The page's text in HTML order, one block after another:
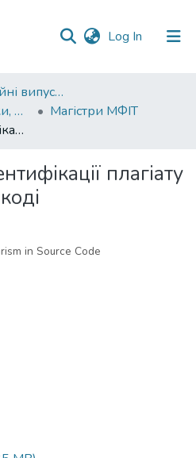
Log In (current)
01. Кваліфікаційні випускні роботи здобувачів вищої освіти
Факультет математики, фізики та інформаційних технологій
Магістри МФІТ
Система для ідентифікації плагіату в програмному коді
плагіату
in Source Code